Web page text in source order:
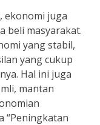
ekonomi juga
beli masyarakat.
yang stabil,
yang cukup
Hal ini juga
mantan
“Peningkatan